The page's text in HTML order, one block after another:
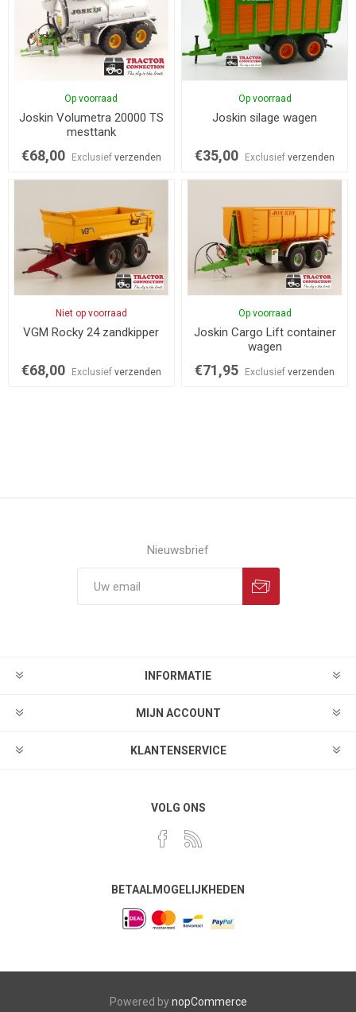
Op voorraad
Joskin Volumetra 20000 TS
mesttank
€68,00 Exclusief verzenden
Op voorraad
Joskin silage wagen
€35,00 Exclusiefverzenden
Niet op voorraad
VGM Rocky 24 zandkipper
€68,00 Exclusief verzenden
Op voorraad
Joskin Cargo Lift container
wagen
€71,95 Exclusiefverzenden
Nieuwsbrief
INFORMATIE
MIJN ACCOUNT
KLANTENSERVICE
VOLG ONS
BETAALMOGELIJKHEDEN
Powered bynopCommerce